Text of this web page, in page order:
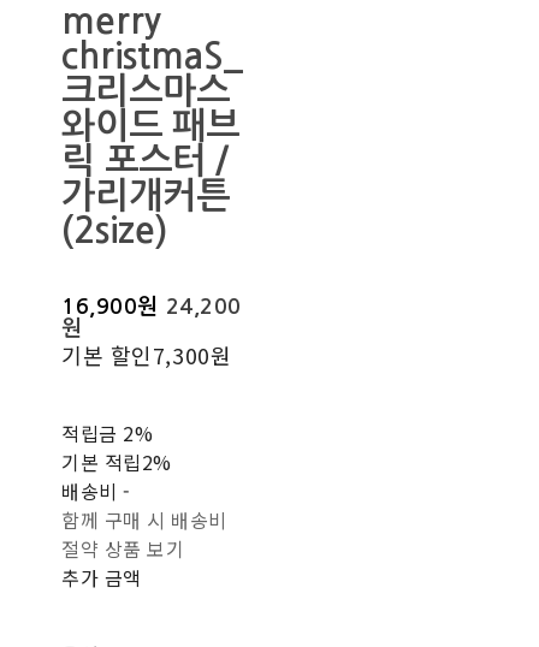
merry
christmaS_
크리스마스
와이드 패브
릭 포스터 /
가리개커튼
(2size)
16,900원 24,200
원
기본 할인7,300원
적립금 2%
기본 적립2%
배송비-
함께 구매 시 배송비
절약 상품 보기
추가 금액